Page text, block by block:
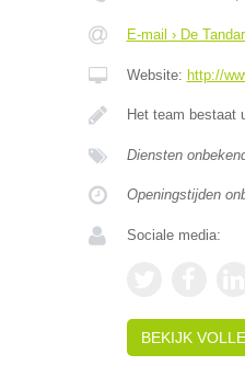
E-mail › De
Website: http://
Het team bestaat
Diensten
Openingstijden
Sociale media:
BEKIJK